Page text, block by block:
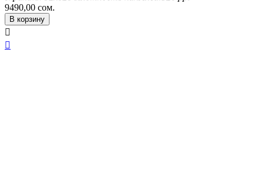
9490,00 сом.
В корзину

